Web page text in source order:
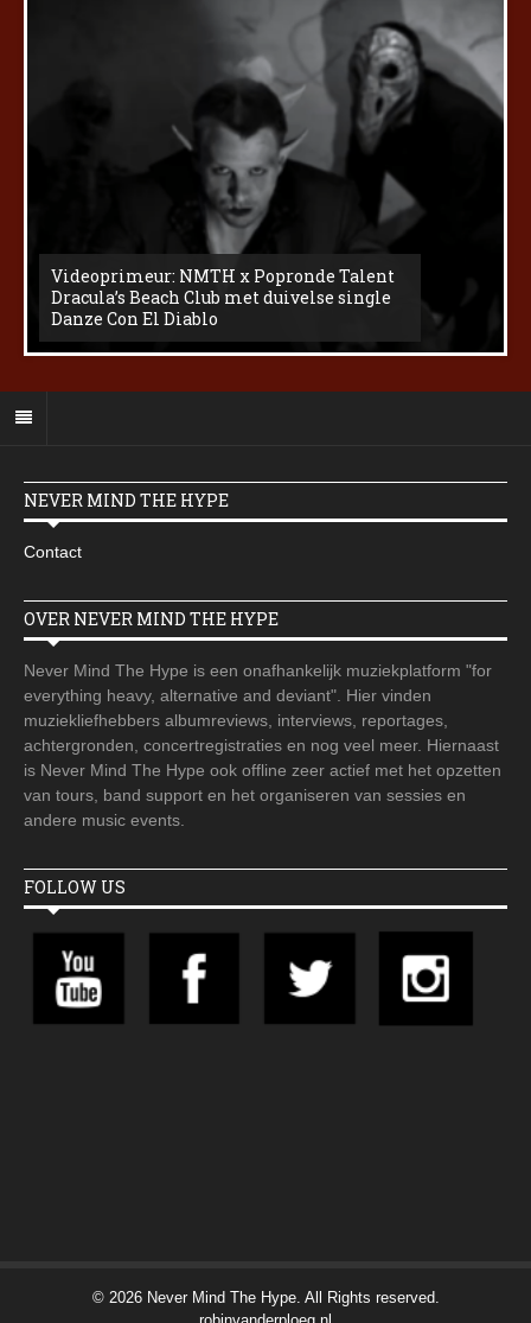
Videoprimeur: NMTH x Popronde Talent
Dracula’s Beach Club met duivelse single
Danze Con El Diablo
NEVER MIND THE HYPE
Contact
OVER NEVER MIND THE HYPE
Never Mind The Hype is een onafhankelijk muziekplatform "for
everything heavy, alternative and deviant". Hier vinden
muziekliefhebbers albumreviews, interviews, reportages,
achtergronden, concertregistraties en nog veel meer. Hiernaast
is Never Mind The Hype ook offline zeer actief met het opzetten
van tours, band support en het organiseren van sessies en
andere music events.
FOLLOW US
© 2026 Never Mind The Hype. All Rights reserved.